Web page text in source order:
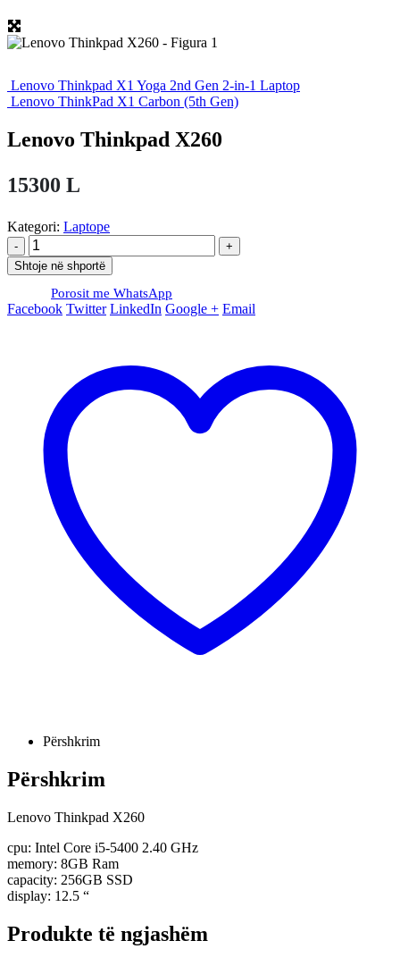
Lenovo Thinkpad X1 Yoga 2nd Gen 2-in-1 Laptop
Lenovo ThinkPad X1 Carbon (5th Gen)
Lenovo Thinkpad X260
15300 L
Kategori: Laptope
-
+
Shtoje në shportë
Porosit me WhatsApp
Facebook Twitter LinkedIn Google + Email
Përshkrim
Përshkrim
Lenovo Thinkpad X260
cpu: Intel Core i5-5400 2.40 GHz
memory: 8GB Ram
capacity: 256GB SSD
display: 12.5 “
Produkte të ngjashëm